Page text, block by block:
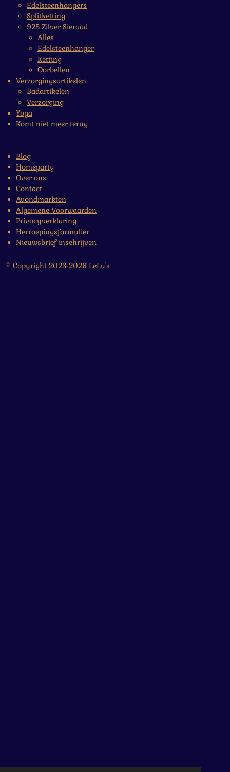
Edelsteenhangers
Splitketting
925 Zilver Sieraad
Alles
Edelsteenhanger
Ketting
Oorbellen
Verzorgingsartikelen
Badartikelen
Verzorging
Yoga
Komt niet meer terug
Blog
Homeparty
Over ons
Contact
Avondmarkten
Algemene Voorwaarden
Privacyverklaring
Herroepingsformulier
Nieuwsbrief inschrijven
© Copyright 2023-2026 LeLu's